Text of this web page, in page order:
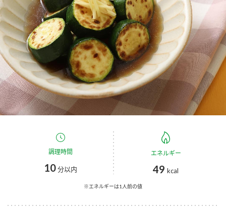
お酢ドリンク ぽん酢
みりん風・料理酒 鍋用調味料
つゆ たれ
スープ 中華
キャンペーン情報
ブランド・スペシャルサイト
ブランド・スペシャルサイト トップ
商品ブランドサイト
Fibee（ファイビー）
くらしプラ酢
お酢ドリンク
つゆ
企業情報
国内事業概要
企業理念
ミツカンの歴史
ミツカンを知る
環境への取り組み
調理時間
10分以内
エネルギー
49 kcal
※エネルギーは1人前の値